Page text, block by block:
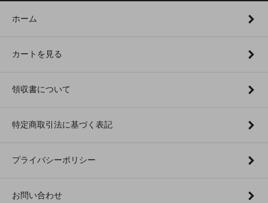
ホーム
カートを見る
領収書について
特定商取引法に基づく表記
プライバシーポリシー
お問い合わせ